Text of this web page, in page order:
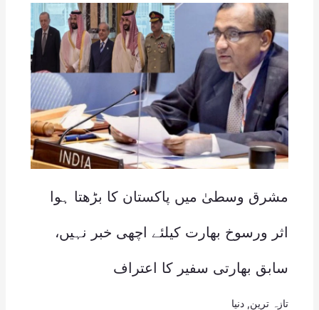
مشرق وسطیٰ میں پاکستان کا بڑھتا ہوا
اثر ورسوخ بھارت کیلئے اچھی خبر نہیں،
سابق بھارتی سفیر کا اعتراف
تازہ ترین دنیا